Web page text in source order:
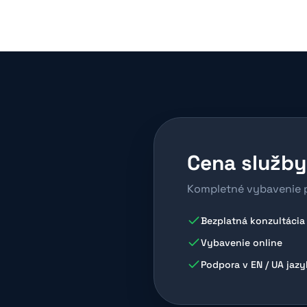
Cena služby
Kompletné vybavenie
Bezplatná konzultácia
Vybavenie online
Podpora v EN / UA